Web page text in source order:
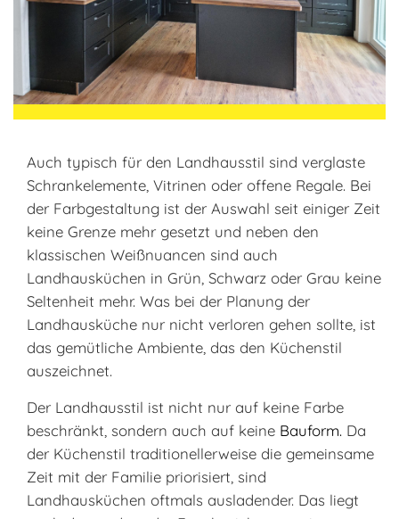
Auch typisch für den Landhausstil sind verglaste
Schrankelemente, Vitrinen oder offene Regale. Bei
der Farbgestaltung ist der Auswahl seit einiger Zeit
keine Grenze mehr gesetzt und neben den
klassischen Weißnuancen sind auch
Landhausküchen in Grün, Schwarz oder Grau keine
Seltenheit mehr. Was bei der Planung der
Landhausküche nur nicht verloren gehen sollte, ist
das gemütliche Ambiente, das den Küchenstil
auszeichnet.
Der Landhausstil ist nicht nur auf keine Farbe
beschränkt, sondern auch auf keine Bauform. Da
der Küchenstil traditionellerweise die gemeinsame
Zeit mit der Familie priorisiert, sind
Landhausküchen oftmals ausladender. Das liegt